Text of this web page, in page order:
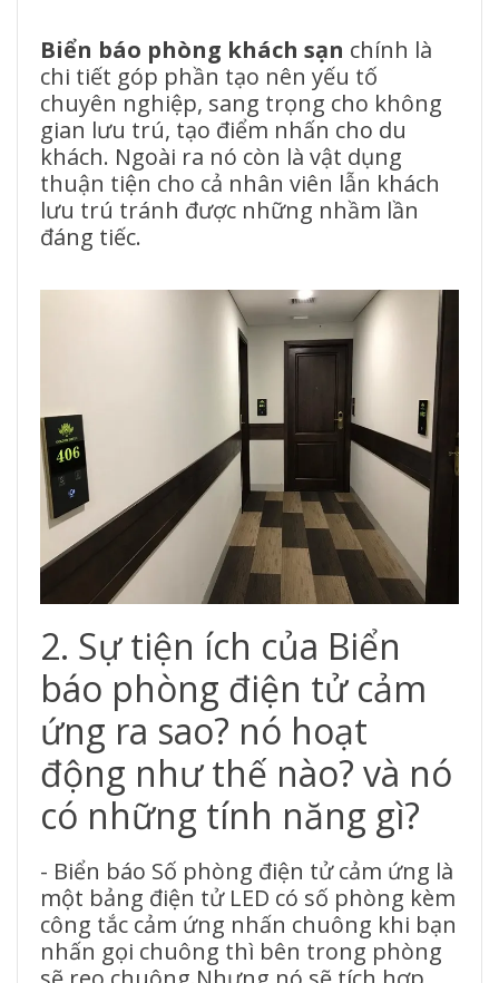
Biển báo phòng khách sạn chính là
chi tiết góp phần tạo nên yếu tố
chuyên nghiệp, sang trọng cho không
gian lưu trú, tạo điểm nhấn cho du
khách. Ngoài ra nó còn là vật dụng
thuận tiện cho cả nhân viên lẫn khách
lưu trú tránh được những nhầm lần
đáng tiếc.
2. Sự tiện ích của Biển
báo phòng điện tử cảm
ứng ra sao? nó hoạt
động như thế nào? và nó
có những tính năng gì?
- Biển báo Số phòng điện tử cảm ứng là
một bảng điện tử LED có số phòng kèm
công tắc cảm ứng nhấn chuông khi bạn
nhấn gọi chuông thì bên trong phòng